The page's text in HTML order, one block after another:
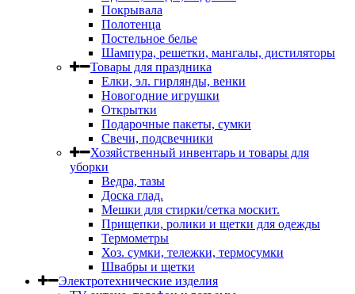
Покрывала
Полотенца
Постельное белье
Шампура, решетки, мангалы, дистиляторы
Товары для праздника
Елки, эл. гирлянды, венки
Новогодние игрушки
Открытки
Подарочные пакеты, сумки
Свечи, подсвечники
Хозяйственный инвентарь и товары для
уборки
Ведра, тазы
Доска глад.
Мешки для стирки/сетка москит.
Прищепки, ролики и щетки для одежды
Термометры
Хоз. сумки, тележки, термосумки
Швабры и щетки
Электротехнические изделия